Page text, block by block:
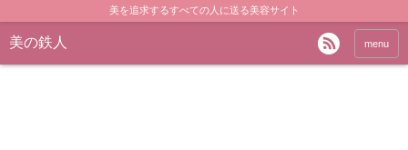
美を追求するすべての人に送る美容サイト
美の鉄人 menu